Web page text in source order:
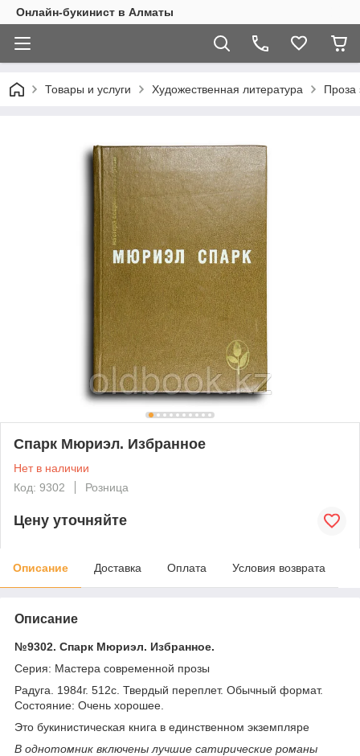
Онлайн-букинист в Алматы
Товары и услуги Художественная литература Проза
Спарк Мюриэл. Избранное
Нет в наличии
Код: 9302
Розница
Цену уточняйте
Описание Доставка Оплата Условия возврата
Описание
№9302. Спарк Мюриэл. Избранное.
Серия: Мастера современной прозы
Радуга. 1984г. 512с. Твердый переплет. Обычный формат.
Состояние: Очень хорошее.
Это букинистическая книга в единственном экземпляре
В однотомник включены лучшие сатирические романы